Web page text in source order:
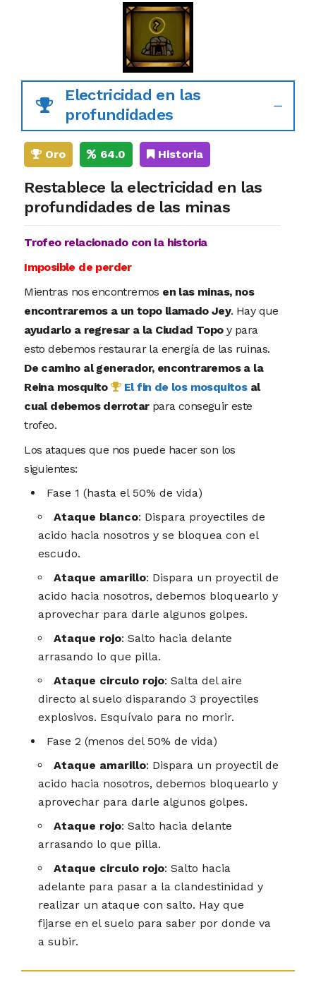
Electricidad en las
profundidades
Oro 64.0 Historia
Restablece la electricidad en las
profundidades de las minas
Trofeo relacionado con la historia
Imposible de perder
Mientras nos encontremos en las minas, nos
encontraremos a un topo llamado Jey. Hay que
ayudarlo a regresar a la Ciudad Topoy para
esto debemos restaurar la energía de las ruinas.
De camino al generador, encontraremos a la
Reina mosquito
El fin de los mosquitosal
cual debemos derrotarpara conseguir este
trofeo.
Los ataques que nos puede hacer son los
siguientes:
Fase 1 (hasta el 50% de vida)
Ataque blanco: Dispara proyectiles de
acido hacia nosotros y se bloquea con el
escudo.
Ataque amarillo: Dispara un proyectil de
acido hacia nosotros, debemos bloquearlo y
aprovechar para darle algunos golpes.
Ataque rojo: Salto hacia delante
arrasando lo que pilla.
Ataque circulo rojo: Salta del aire
directo al suelo disparando 3 proyectiles
explosivos. Esquívalo para no morir.
Fase 2 (menos del 50% de vida)
Ataque amarillo: Dispara un proyectil de
acido hacia nosotros, debemos bloquearlo y
aprovechar para darle algunos golpes.
Ataque rojo: Salto hacia delante
arrasando lo que pilla.
Ataque circulo rojo: Salto hacia
adelante para pasar a la clandestinidad y
realizar un ataque con salto. Hay que
fijarse en el suelo para saber por donde va
a subir.